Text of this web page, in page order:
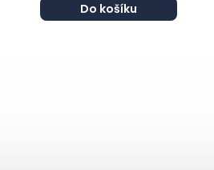
Do košíku